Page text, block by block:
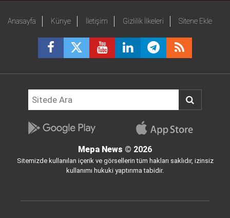
Anasayfa Künye İletişim Gizlilik İlkeleri Sitene Ekle
Mepa News © 2026
Sitemizde kullanılan içerik ve görsellerin tüm hakları saklıdır, izinsiz
kullanımı hukuki yaptırıma tabidir.